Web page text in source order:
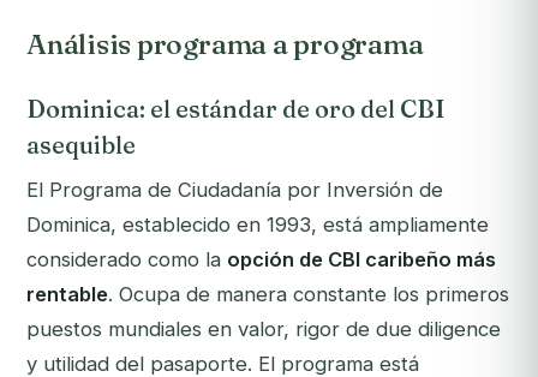
Análisis programa a programa
Dominica: el estándar de oro del CBI
asequible
El Programa de Ciudadanía por Inversión de
Dominica, establecido en 1993, está ampliamente
considerado como la opción de CBI caribeño más
rentable. Ocupa de manera constante los primeros
puestos mundiales en valor, rigor de due diligence
y utilidad del pasaporte. El programa está